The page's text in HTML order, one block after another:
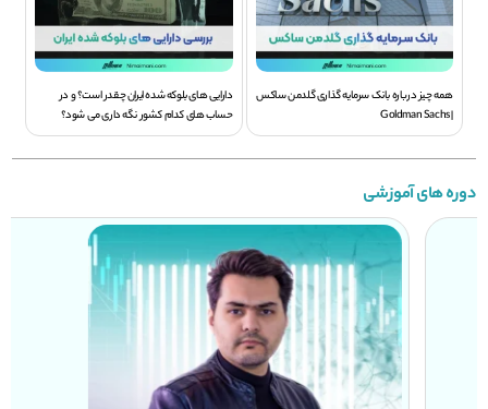
همه چیز درباره بانک سرمایه گذاری گلدمن ساکس
| Goldman Sachs
دارایی های بلوکه شده ایران چقدر است؟ و در
حساب های کدام کشور نگه داری می شود؟
دوره های آموزشی